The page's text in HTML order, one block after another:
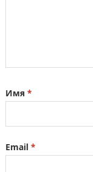
Имя *
Email *